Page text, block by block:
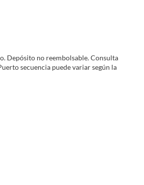
Depósito no reembolsable. Consulta
secuencia puede variar según la